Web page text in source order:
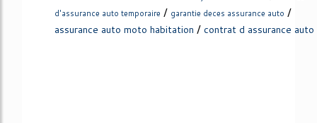
d'assurance auto temporaire / garantie deces assurance auto /
assurance auto moto habitation / contrat d assurance auto